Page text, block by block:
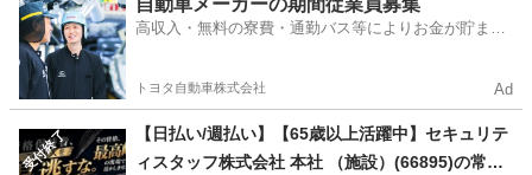
自動車メーカーの期間従業員募集
高収入・無料の寮費・通勤バス等によりお金が貯まり
トヨタ自動車株式会社 Ad
受付終了
【日払い/週払い】【65歳以上活躍中】セキュリテ
ィスタッフ株式会社 本社 （施設）(66895)の常駐